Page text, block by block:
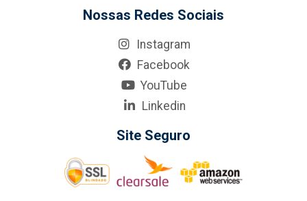
Nossas Redes Sociais
Instagram
Facebook
YouTube
Linkedin
Site Seguro